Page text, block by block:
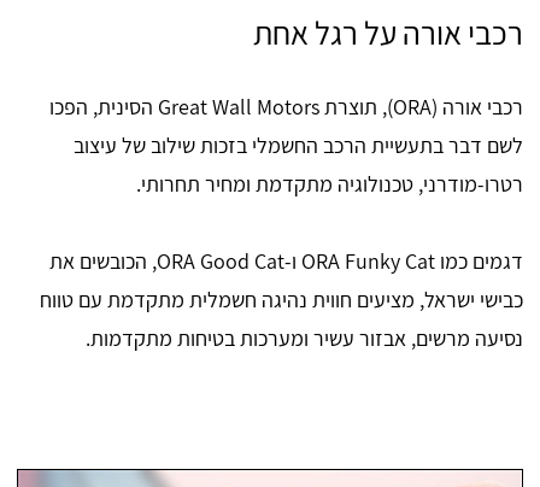
רכבי אורה על רגל אחת
רכבי אורה (ORA), תוצרת Great Wall Motors הסינית, הפכו
לשם דבר בתעשיית הרכב החשמלי בזכות שילוב של עיצוב
רטרו-מודרני, טכנולוגיה מתקדמת ומחיר תחרותי.
דגמים כמו ORA Funky Cat ו-ORA Good Cat, הכובשים את
כבישי ישראל, מציעים חווית נהיגה חשמלית מתקדמת עם טווח
נסיעה מרשים, אבזור עשיר ומערכות בטיחות מתקדמות.